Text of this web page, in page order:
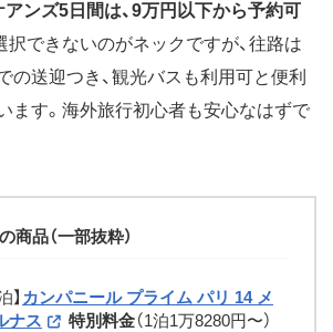
アンズ5日間は、9万円以下から予約可
択できないのがネックですが、往路は
の送迎つき、観光バスも利用可と便利
ます。海外旅行初心者も安心なはずで
商品（一部抜粋）
】 カンパニール プライム パリ 14 メ
ナス
特別料金（1泊1万8280円〜）